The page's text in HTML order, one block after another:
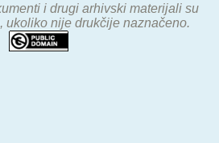
i drugi arhivski materijali su
ukoliko nije drukčije naznačeno.